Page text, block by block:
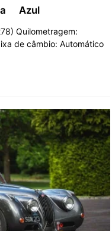
Azul
Quilometragem:
de câmbio: Automático